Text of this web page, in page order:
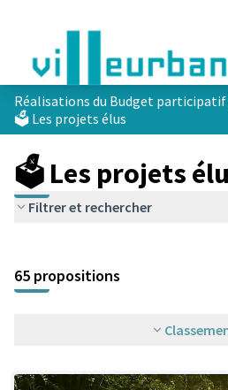
Réalisations du Budget participatif
🗳️ Les projets élus
🗳️ Les projets
Filtrer et rechercher
+
−
65 propositions